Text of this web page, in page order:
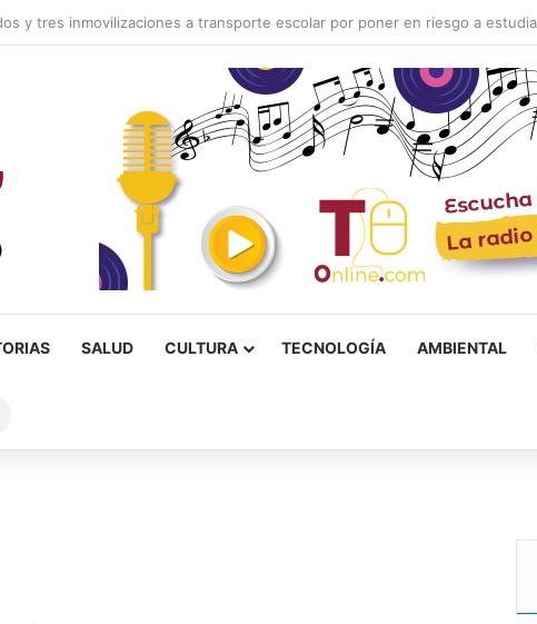
SALUD CULTURA TECNOLOGÍA AMBIENTAL